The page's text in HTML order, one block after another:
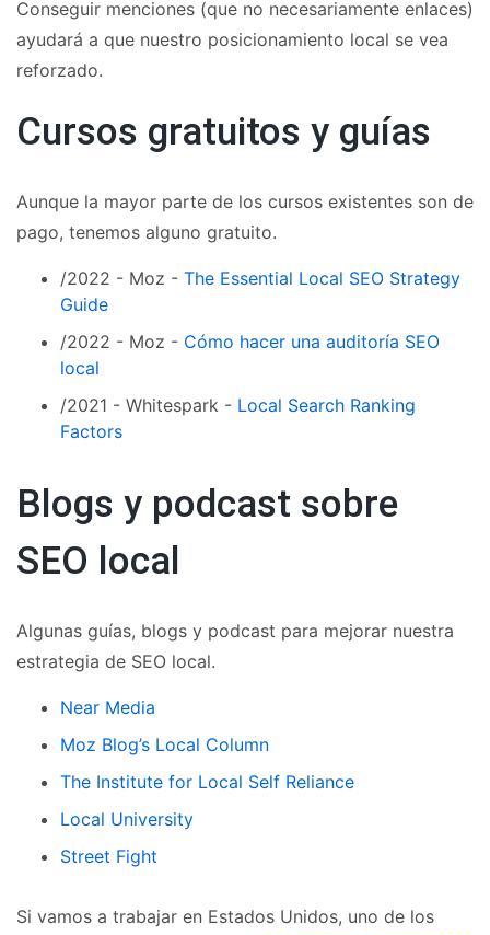
Conseguir menciones (que no necesariamente enlaces)
ayudará a que nuestro posicionamiento local se vea
reforzado.
Cursos gratuitos y guías
Aunque la mayor parte de los cursos existentes son de
pago, tenemos alguno gratuito.
/2022 - Moz - The Essential Local SEO Strategy
Guide
/2022 - Moz - Cómo hacer una auditoría SEO
local
/2021 - Whitespark - Local Search Ranking
Factors
Blogs y podcast sobre
SEO local
Algunas guías, blogs y podcast para mejorar nuestra
estrategia de SEO local.
Near Media
Moz Blog’s Local Column
The Institute for Local Self Reliance
Local University
Street Fight
Si vamos a trabajar en Estados Unidos, uno de los